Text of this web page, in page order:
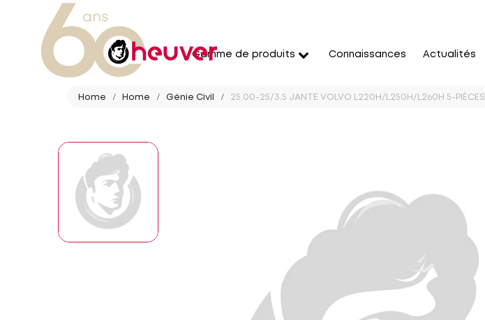
Gamme de produits Connaissances Actualités
Home Home Génie Civil 25.00-25/3.5 JANTE VOLVO L220H/L250H/L260H 5-PIÈCES